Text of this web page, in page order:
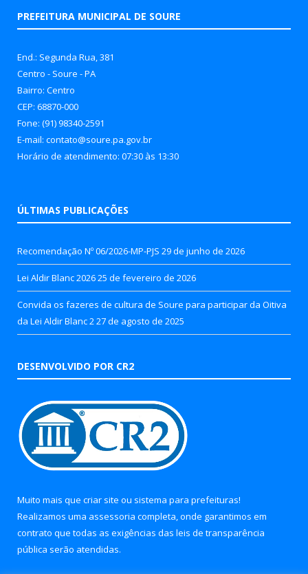
PREFEITURA MUNICIPAL DE SOURE
End.: Segunda Rua, 381
Centro - Soure - PA
Bairro: Centro
CEP: 68870-000
Fone: (91) 98340-2591
E-mail: contato@soure.pa.gov.br
Horário de atendimento: 07:30 às 13:30
ÚLTIMAS PUBLICAÇÕES
Recomendação Nº 06/2026-MP-PJS 29 de junho de 2026
Lei Aldir Blanc 202625 de fevereiro de 2026
Convida os fazeres de cultura de Soure para participar da Oitiva
da Lei Aldir Blanc 2 27 de agosto de 2025
DESENVOLVIDO POR CR2
Muito mais que criar site ou sistema para prefeituras!
Realizamos uma assessoria completa, onde garantimos em
contrato que todas as exigências das leis de transparência
pública serão atendidas.